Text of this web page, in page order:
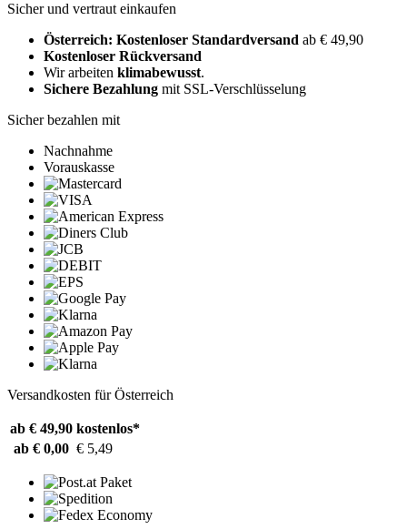
Sicher und vertraut einkaufen
Österreich: Kostenloser Standardversand ab € 49,90
Kostenloser Rückversand
Wir arbeiten klimabewusst.
Sichere Bezahlung mit SSL-Verschlüsselung
Sicher bezahlen mit
Nachnahme
Vorauskasse
Versandkosten für Österreich
ab € 49,90 kostenlos*
ab € 0,00 € 5,49